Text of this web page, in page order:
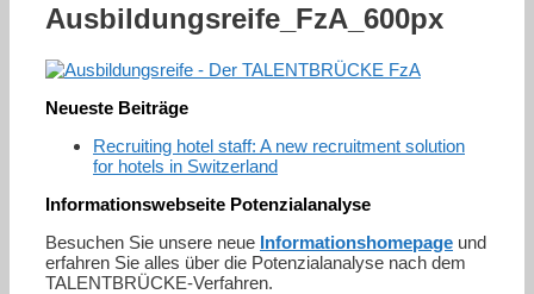
Ausbildungsreife_FzA_600px
Neueste Beiträge
Recruiting hotel staff: A new recruitment solution
for hotels in Switzerland
Informationswebseite Potenzialanalyse
Besuchen Sie unsere neue Informationshomepage und
erfahren Sie alles über die Potenzialanalyse nach dem
TALENTBRÜCKE-Verfahren.